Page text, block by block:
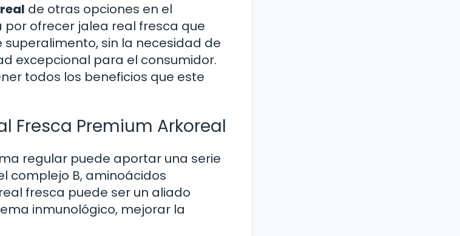
de otras opciones en el
por ofrecer jalea real fresca que
sin la necesidad de
excepcional para el consumidor.
todos los beneficios que este
Fresca Premium Arkoreal
regular puede aportar una serie
complejo B, aminoácidos
fresca puede ser un aliado
inmunológico, mejorar la